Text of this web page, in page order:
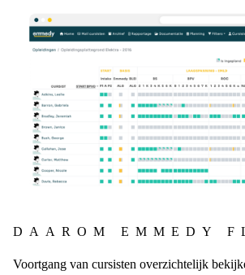
DAAROM EMMEDY
Voortgang van cursisten overzichtelijk